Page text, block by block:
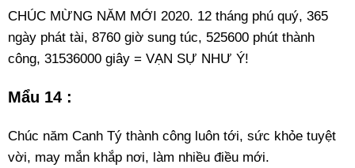
CHÚC MỪNG NĂM MỚI 2020. 12 tháng phú quý, 365
ngày phát tài, 8760 giờ sung túc, 525600 phút thành
công, 31536000 giây = VẠN SỰ NHƯ Ý!
Mẩu 14 :
Chúc năm Canh Tý thành công luôn tới, sức khỏe tuyệt
vời, may mắn khắp nơi, làm nhiều điều mới.